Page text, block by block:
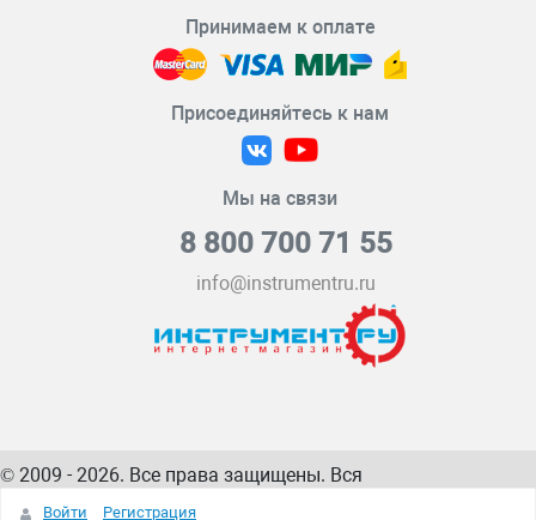
Принимаем к оплате
Присоединяйтесь к нам
Мы на связи
8 800 700 71 55
info@instrumentru.ru
© 2009 - 2026. Все права защищены. Вся
информация на сайте – собственность
Войти Регистрация